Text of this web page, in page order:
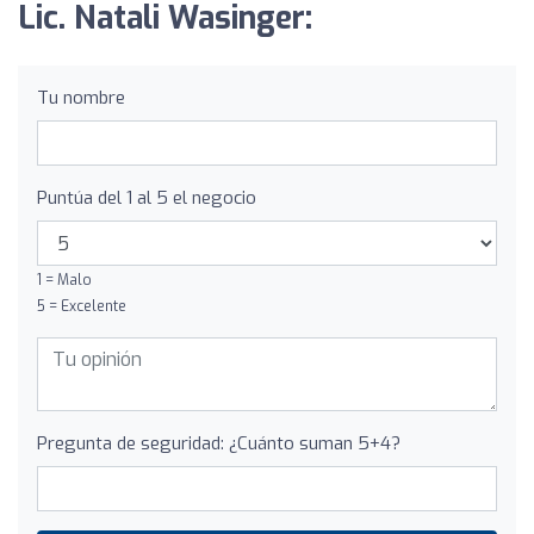
Lic. Natali Wasinger:
Tu nombre
Puntúa del 1 al 5 el negocio
1 = Malo
5 = Excelente
Pregunta de seguridad: ¿Cuánto suman 5+4?